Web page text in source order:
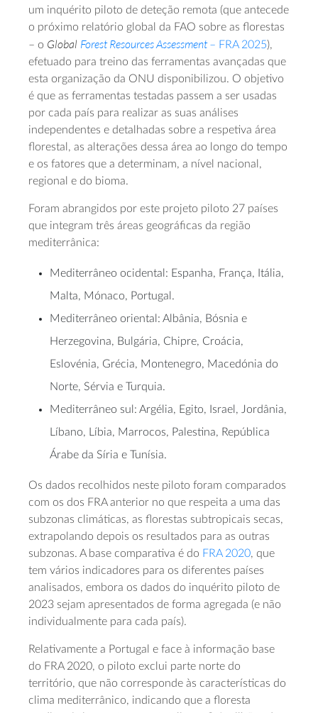
um inquérito piloto de deteção remota (que antecede
o próximo relatório global da FAO sobre as florestas
– o Global Forest Resources Assessment– FRA 2025),
efetuado para treino das ferramentas avançadas que
esta organização da ONU disponibilizou. O objetivo
é que as ferramentas testadas passem a ser usadas
por cada país para realizar as suas análises
independentes e detalhadas sobre a respetiva área
florestal, as alterações dessa área ao longo do tempo
e os fatores que a determinam, a nível nacional,
regional e do bioma.
Foram abrangidos por este projeto piloto 27 países
que integram três áreas geográficas da região
mediterrânica:
Mediterrâneo ocidental: Espanha, França, Itália,
Malta, Mónaco, Portugal.
Mediterrâneo oriental: Albânia, Bósnia e
Herzegovina, Bulgária, Chipre, Croácia,
Eslovénia, Grécia, Montenegro, Macedónia do
Norte, Sérvia e Turquia.
Mediterrâneo sul: Argélia, Egito, Israel, Jordânia,
Líbano, Líbia, Marrocos, Palestina, República
Árabe da Síria e Tunísia.
Os dados recolhidos neste piloto foram comparados
com os dos FRA anterior no que respeita a uma das
subzonas climáticas, as florestas subtropicais secas,
extrapolando depois os resultados para as outras
subzonas. A base comparativa é do FRA 2020, que
tem vários indicadores para os diferentes países
analisados, embora os dados do inquérito piloto de
2023 sejam apresentados de forma agregada (e não
individualmente para cada país).
Relativamente a Portugal e face à informação base
do FRA 2020, o piloto exclui parte norte do
território, que não corresponde às características do
clima mediterrânico, indicando que a floresta